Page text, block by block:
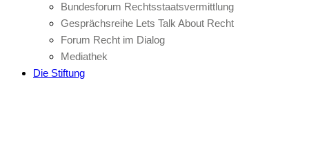
Bundesforum Rechtsstaatsvermittlung
Gesprächsreihe Lets Talk About Recht
Forum Recht im Dialog
Mediathek
Die Stiftung